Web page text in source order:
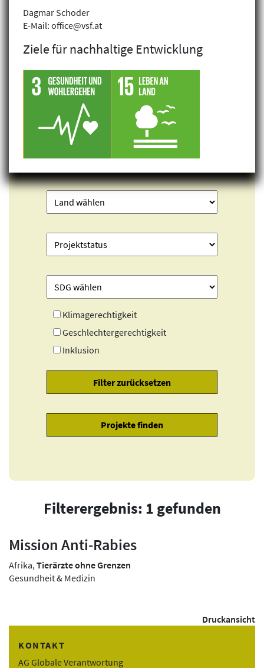
Klimagerechtigkeit
Geschlechtergerechtigkeit
Inklusion
Filterergebnis: 1 gefunden
Mission Anti-Rabies
Afrika, Tierärzte ohne Grenzen
Gesundheit & Medizin
Druckansicht
KONTAKT
AG Globale Verantwortung
Dagmar Schoder
E-Mail: office@vsf.at
Ziele für nachhaltige Entwicklung